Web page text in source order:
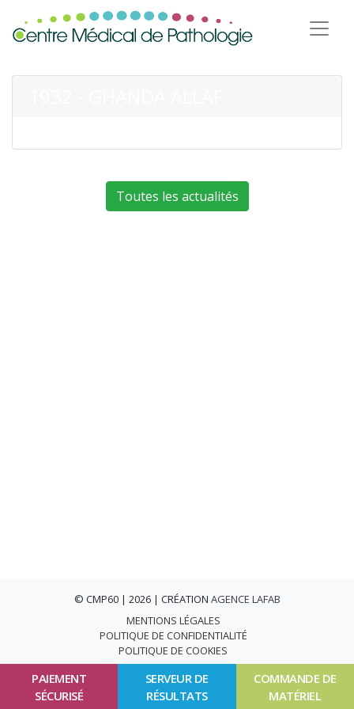
PAIEMENT
SÉCURISÉ
SERVEUR DE
RÉSULTATS
COMMANDE DE
MATÉRIEL
Toutes les actualités
© CMP60 | 2026 | CRÉATION AGENCE LAFAB
MENTIONS LÉGALES
POLITIQUE DE CONFIDENTIALITÉ
POLITIQUE DE COOKIES